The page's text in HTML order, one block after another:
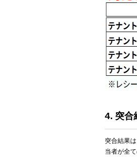
4. 突合
突合結果
当者が全